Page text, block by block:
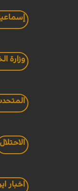
وزارة
الاحتلال
اخبار